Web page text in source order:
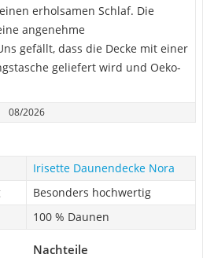
erholsamen Schlaf. Die
angenehme
gefällt, dass die Decke mit einer
geliefert wird und Oeko-
08/2026
Irisette Daunendecke Nora
Besonders hochwertig
100 % Daunen
Nachteile